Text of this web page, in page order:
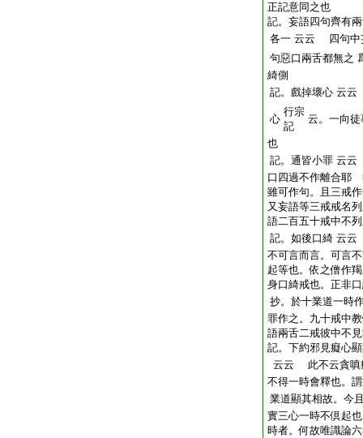
正記意同之也
記。妄語四句齊有
各一 云云
四句中
句惡口兩舌都無之
綺側
記。戲掉壞心 云云
心
行宗
記
云。一向
也
記。通皆小罪 云云
口四過不作離合耶
雖可作句。且三戒
又妄語等三戒戒名
語二百五十戒中不
記。如後口綺 云云
不可言而言。可言
起等也。依之僧作
身口綺戒也。正非
抄。於十業道一時
罪作之。九十戒中
語兩舌二戒彼中不
記。下約邪見癡心
云云
此不云貪嗔
不得一時會釋也。
業道顯其相故。今
實三心一時不倶起
時者。何故唯識論